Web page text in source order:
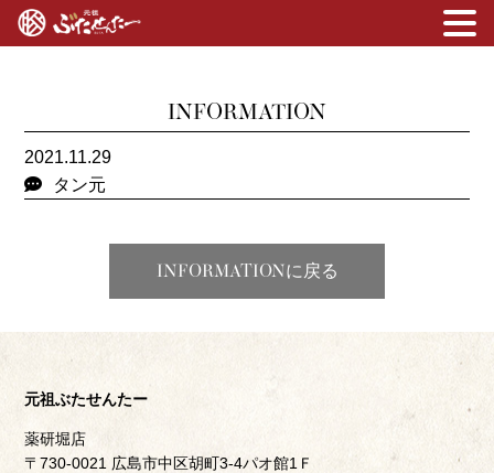
INFORMATION
2021.11.29
タン元
INFORMATIONに戻る
元祖ぶたせんたー
薬研堀店
〒730-0021 広島市中区胡町3-4パオ館1Ｆ